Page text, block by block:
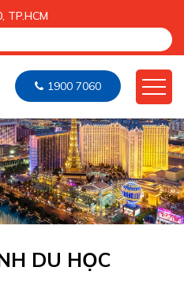
TP.HCM
1900 7060
DU HỌC